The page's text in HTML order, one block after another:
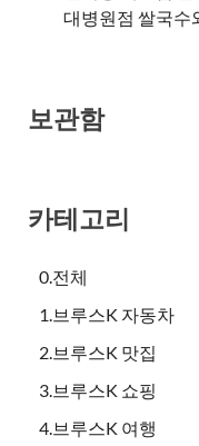
대병원점 쌀국수
보관함
카테고리
0.전체
1.브루스K 자동차
2.브루스K 맛집
3.브루스K 쇼핑
4.브루스K 여행